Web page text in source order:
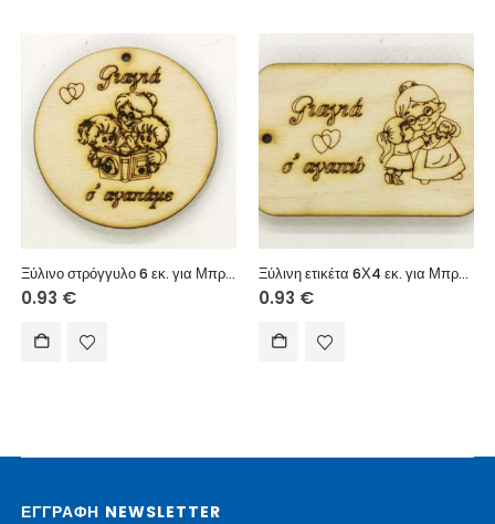
Ξύλινο στρόγγυλο 6 εκ. για Μπρελόκ (Γιαγιά σ’ αγαπάμε κορίτσι & αγόρι)
0.93 €
Ξύλινη ετικέτα 6Χ4 εκ. για Μπρελόκ (Γιαγιά σ’ αγαπώ κορίτσι)
0.93 €
ΕΓΓΡΑΦΗ NEWSLETTER